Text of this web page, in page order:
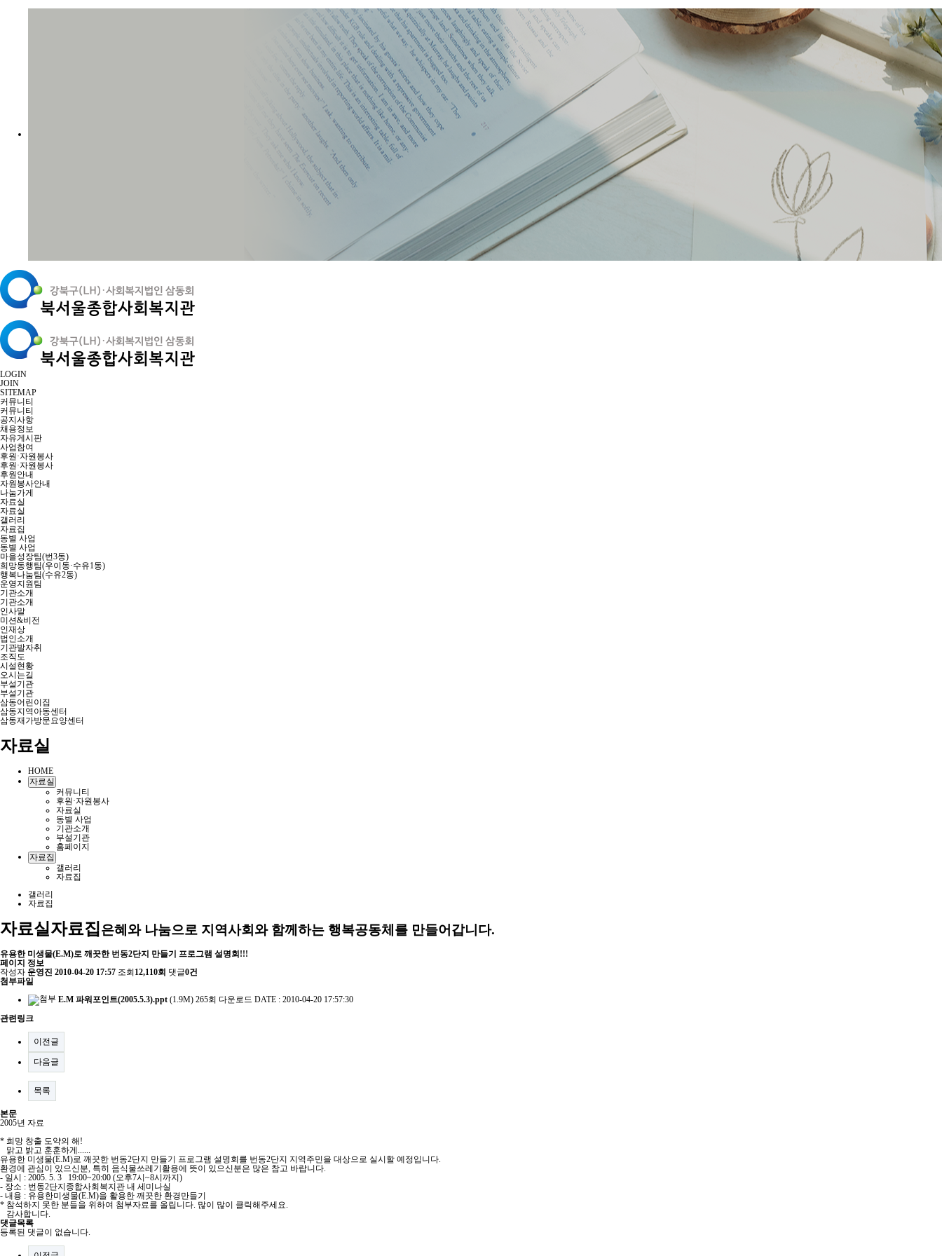
LOGIN
JOIN
SITEMAP
커뮤니티
커뮤니티
공지사항
채용정보
자유게시판
사업참여
후원·자원봉사
후원·자원봉사
후원안내
자원봉사안내
나눔가게
자료실
자료실
갤러리
자료집
동별 사업
동별 사업
마을성장팀(번3동)
희망동행팀(우이동·수유1동)
행복나눔팀(수유2동)
운영지원팀
기관소개
기관소개
인사말
미션&비전
인재상
법인소개
기관발자취
조직도
시설현황
오시는길
부설기관
부설기관
삼동어린이집
삼동지역아동센터
삼동재가방문요양센터
자료실
HOME
자료실
커뮤니티
후원·자원봉사
자료실
동별 사업
기관소개
부설기관
홈페이지
자료집
갤러리
자료집
갤러리
자료집
자료실자료집은혜와 나눔으로 지역사회와 함께하는 행복공동체를 만들어갑니다.
유용한 미생물(E.M)로 깨끗한 번동2단지 만들기 프로그램 설명회!!!
페이지 정보
작성자 운영진 2010-04-20 17:57 조회 12,110회 댓글0건
첨부파일
E.M 파워포인트(2005.5.3).ppt (1.9M) 265회 다운로드 DATE : 2010-04-20 17:57:30
관련링크
이전글
다음글
목록
본문
2005년 자료
* 희망 창출 도약의 해!
맑고 밝고 훈훈하게......
유용한 미생물(E.M)로 깨끗한 번동2단지 만들기 프로그램 설명회를 번동2단지 지역주민을 대상으로 실시할 예정입니다.
환경에 관심이 있으신분, 특히 음식물쓰레기활용에 뜻이 있으신분은 많은 참고 바랍니다.
- 일시 : 2005. 5. 3 19:00~20:00 (오후7시~8시까지)
- 장소 : 번동2단지종합사회복지관 내 세미나실
- 내용 : 유용한미생물(E.M)을 활용한 깨끗한 환경만들기
* 참석하지 못한 분들을 위하여 첨부자료를 올립니다. 많이 많이 클릭해주세요.
감사합니다.
댓글목록
등록된 댓글이 없습니다.